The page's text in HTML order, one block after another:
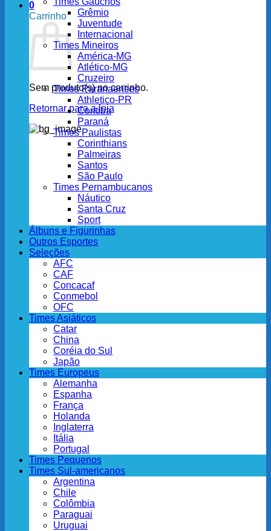
0
Carrinho
Sem produto(s) no carrinho.
Retornar para a loja
Grêmio
Juventude
Internacional
Times Mineiros
América-MG
Atlético-MG
Cruzeiro
Times Paranaenses
Athletico-PR
Coritiba
Paraná
Times Paulistas
Corinthians
Palmeiras
Santos
São Paulo
Times Pernambucanos
Náutico
Santa Cruz
Sport
Álbuns e Figurinhas
Outros Esportes
Seleções
AFC
CAF
Concacaf
Conmebol
OFC
Times Asiáticos
Catar
China
Coréia do Sul
Japão
Times Europeus
Alemanha
Espanha
França
Holanda
Inglaterra
Itália
Portugal
Times Pequenos
Times Sul-americanos
Argentina
Chile
Colômbia
Paraguai
Uruguai